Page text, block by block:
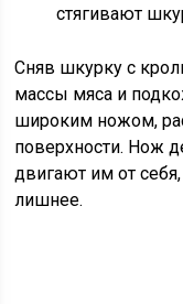
стягивают
Сняв шкурку с
массы мяса и
широким ножом,
поверхности. Нож
двигают им от
лишнее.